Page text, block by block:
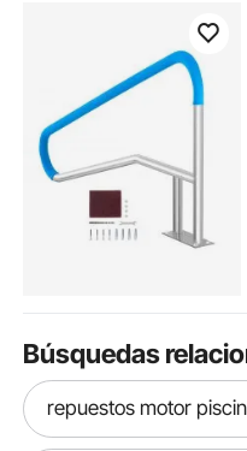
Búsquedas
repuestos motor